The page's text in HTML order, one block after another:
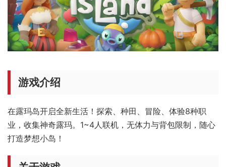
游戏介绍
在露玛岛开启全新生活！探索、种田、冒险、体验8种职
业，收集神奇露玛。1~4人联机，无体力与背包限制，随心
打造梦想小岛！